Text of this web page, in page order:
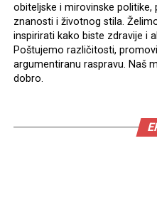
obiteljske i mirovinske politike,
znanosti i životnog stila.
inspirirati kako biste zdravije i
Poštujemo različitosti,
argumentiranu raspravu. Naš
dobro.